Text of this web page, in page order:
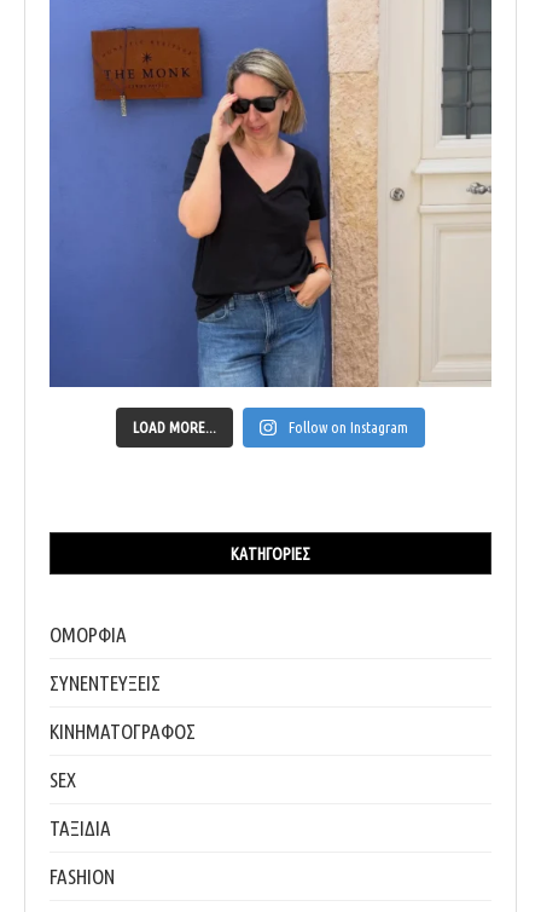
LOAD MORE... Follow on Instagram
ΚΑΤΗΓΟΡΊΕΣ
ΟΜΟΡΦΙΑ
ΣΥΝΕΝΤΕΥΞΕΙΣ
ΚΙΝΗΜΑΤΟΓΡΑΦΟΣ
SEX
ΤΑΞΙΔΙΑ
FASHION